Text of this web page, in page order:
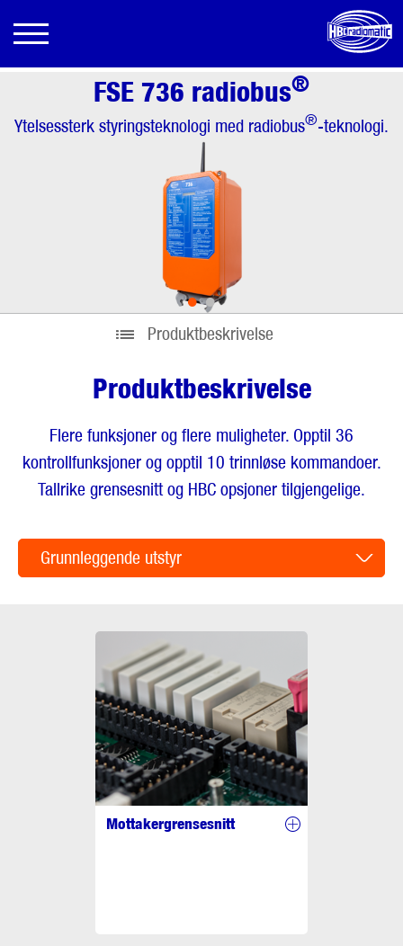
FSE 736 radiobus®
Ytelsessterk styringsteknologi med radiobus®-teknologi.
••
Produktbeskrivelse
Produktbeskrivelse
Flere funksjoner og flere muligheter. Opptil 36
kontrollfunksjoner og opptil 10 trinnløse kommandoer.
Tallrike grensesnitt og HBC opsjoner tilgjengelige.
Grunnleggende utstyr
Mottakergrensesnitt